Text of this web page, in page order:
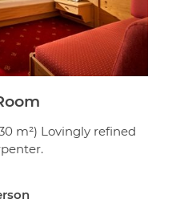
m²) Lovingly refined